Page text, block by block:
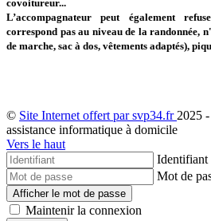
covoitureur...
L’accompagnateur peut également
correspond pas au niveau de la randonnée,
de marche, sac à dos, vêtements adaptés),
© Site Internet offert par svp34.fr 2025
assistance informatique à domicile
Vers le haut
Identifiant
Mot de
Afficher le mot de passe
Maintenir la connexion